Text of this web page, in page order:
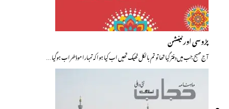
پڑوسی اور ٹینشن
آج صبح جب میں دفتر گیا تھا تو تم بالکل ٹھیک تھیں اب کیا ہوا کہ تمہارا موڈ خراب ہوگیا…